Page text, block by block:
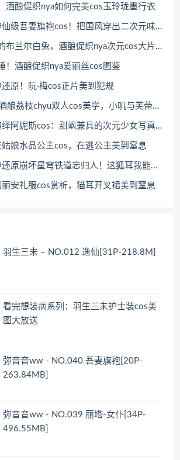
酒酿促织nya如何完美cos玉玲珑墨行衣
级吾妻旗袍cos！把国风穿出二次元味道
兰尔白兔，酒酿促织nya次元cos大片赏析
！酒酿促织nya爱丽丝cos图鉴
原！阮·梅cos正片美到犯规
枝chyu双人cos美学，小叽与芙蕾雅的跨次元神还原
阿妮斯cos：甜飒兼具的次元少女写真全记录
娘水晶公主cos，在逃公主美到窒息
原崩坏星穹铁道忘归人！这狐耳我能玩一年
安礼服cos赏析，猫耳开叉裙美到窒息
羽生三未 – NO.012 逸仙[31P-218.8M]
看完想装病系列：羽生三未护士装cos美
图大放送
弥音音ww - NO.040 吾妻旗袍[20P-
263.84MB]
弥音音ww - NO.039 丽塔-女仆[34P-
496.55MB]